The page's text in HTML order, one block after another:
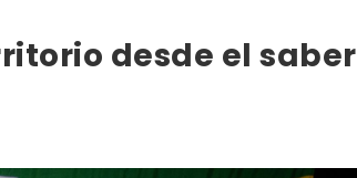
desde el saber